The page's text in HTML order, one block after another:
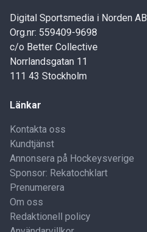
Digital Sportsmedia i Norden AB
Org.nr: 559409-9698
c/o Better Collective
Norrlandsgatan 11
111 43 Stockholm
Länkar
Kontakta oss
Kundtjänst
Annonsera på Hockeysverige
Sponsor: Rekatochklart
Prenumerera
Om oss
Redaktionell policy